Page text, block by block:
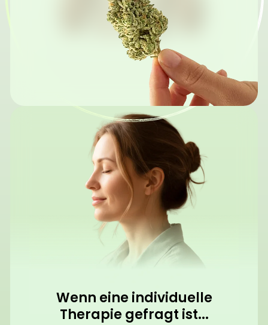
Wenn eine individuelle
Therapie gefragt ist...